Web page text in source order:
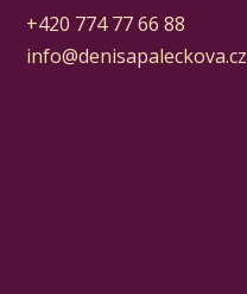
+420 774 77 66 88
info@denisapaleckova.cz